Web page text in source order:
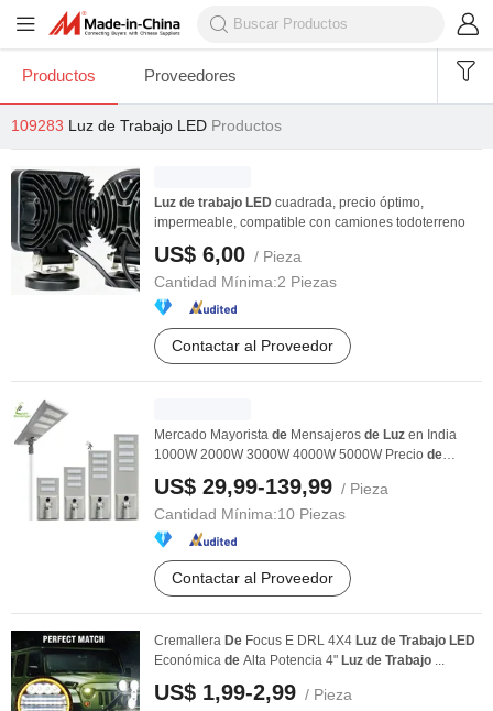
Productos Proveedores
109283 Luz de Trabajo LED Productos
Luz de trabajo LED cuadrada, precio óptimo,
impermeable, compatible con camiones todoterreno
US$ 6,00 / Pieza
Cantidad Mínima:2 Piezas
Contactar al Proveedor
Mercado Mayorista de Mensajeros de Luz en India
1000W 2000W 3000W 4000W 5000W Precio de
Lámpara
US$ 29,99-139,99 / Pieza
Cantidad Mínima:10 Piezas
Contactar al Proveedor
Cremallera De Focus E DRL 4X4 Luz de Trabajo LED
Económica de Alta Potencia 4" Luz de Trabajo ...
US$ 1,99-2,99 / Pieza